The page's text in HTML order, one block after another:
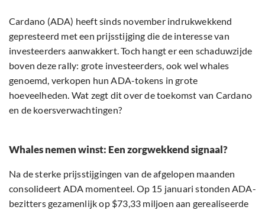
Cardano (ADA) heeft sinds november indrukwekkend
gepresteerd met een prijsstijging die de interesse van
investeerders aanwakkert. Toch hangt er een schaduwzijde
boven deze rally: grote investeerders, ook wel whales
genoemd, verkopen hun ADA-tokens in grote
hoeveelheden. Wat zegt dit over de toekomst van Cardano
en de koersverwachtingen?
Whales nemen winst: Een zorgwekkend signaal?
Na de sterke prijsstijgingen van de afgelopen maanden
consolideert ADA momenteel. Op 15 januari stonden ADA-
bezitters gezamenlijk op $73,33 miljoen aan gerealiseerde